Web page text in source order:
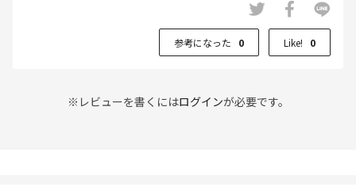
参考になった 0 Like! 0
※レビューを書くにはログインが必要です。